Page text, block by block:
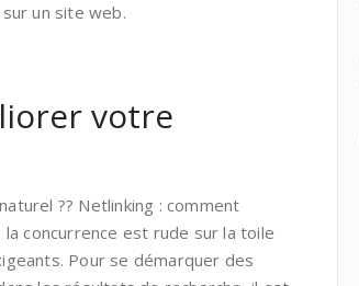
un site web.
votre
?? Netlinking : comment
concurrence est rude sur la toile
Pour se démarquer des